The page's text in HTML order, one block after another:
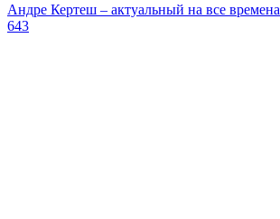
Андре Кертеш – актуальный на все времена
643